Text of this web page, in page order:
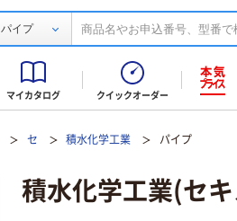
パイプ
マイカタログ クイックオーダー
セ 積水化学工業 パイプ
積水化学工業(セ